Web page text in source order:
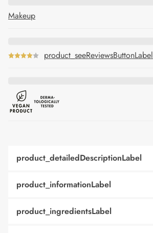
Makeup
product_seeReviewsButtonLabel
product_detailedDescriptionLabel
product_informationLabel
product_ingredientsLabel